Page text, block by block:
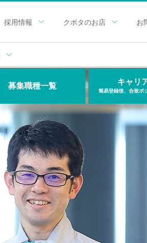
採用情報 クボタのお店 お
キャリ
簡易登録後、合致ポ
募集職種一覧